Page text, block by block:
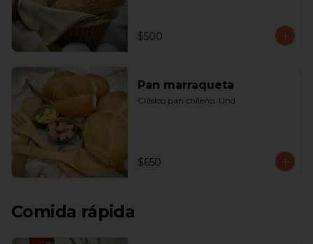
$500
Pan marraqueta
Clásico pan chileno. Und.
$650
Comida rápida